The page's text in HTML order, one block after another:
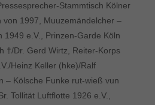
Stammtisch Kölner
von 1997, Muuzemändelcher –
1949 e.V., Prinzen-Garde Köln
†/Dr. Gerd Wirtz, Reiter-Korps
Heinz Keller (hke)/Ralf
– Kölsche Funke rut-wieß vun
Tollität Luftflotte 1926 e.V.,